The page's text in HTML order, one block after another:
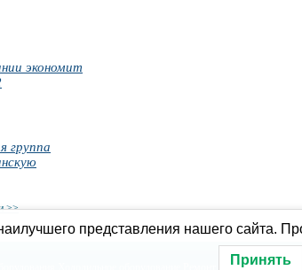
экономит
группа
>>
Ремонт холодильного
представления нашего сайта.
Принять